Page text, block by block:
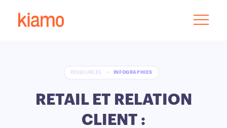
RESSOURCES > INFOGRAPHIES
RETAIL ET RELATION
CLIENT :